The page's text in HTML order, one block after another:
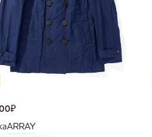
₽
ARRAY